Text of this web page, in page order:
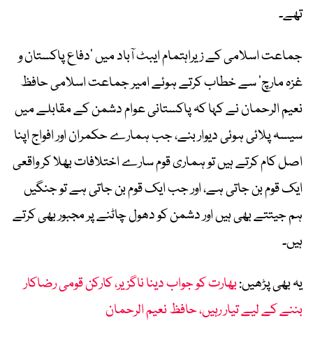
تھے۔
جماعت اسلامی کے زیراہتمام ایبٹ آباد میں ’دفاع پاکستان و
غزہ مارچ‘ سے خطاب کرتے ہوئے امیر جماعت اسلامی حافظ
نعیم الرحمان نے کہا کہ پاکستانی عوام دشمن کے مقابلے میں
سیسہ پلائی ہوئی دیوار بنے، جب ہمارے حکمران اور افواج اپنا
اصل کام کرتے ہیں تو ہماری قوم سارے اختلافات بھلا کر واقعی
ایک قوم بن جاتی ہے، اور جب ایک قوم بن جاتی ہے تو جنگیں
ہم جیتتے بھی ہیں اور دشمن کو دھول چاٹنے پر مجبور بھی کرتے
ہیں۔
یہ بھی پڑھیں:بھارت کو جواب دینا ناگزیر، کارکن قومی رضاکار
بننے کے لیے تیار رہیں، حافظ نعیم الرحمان